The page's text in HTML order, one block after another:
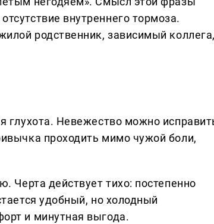
внутреннего тормоза.
родственник, зависимый
глухота. Невежество можно
проходить мимо чужой боли,
Черта действует тихо: постепенно
удобный, но холодный
и минутная выгода.